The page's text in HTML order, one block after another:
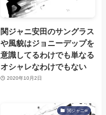
関ジャニ安田のサングラス
や風貌はジョニーデップを
意識してるわけでも単なる
オシャレなわけでもない
2020年10月2日
関ジャニ∞